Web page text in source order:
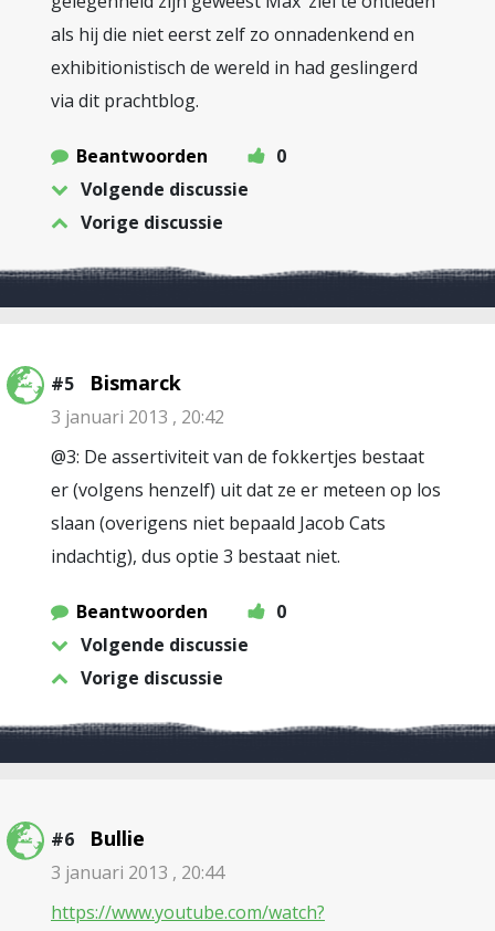
als hij die niet eerst zelf zo onnadenkend en
exhibitionistisch de wereld in had geslingerd
via dit prachtblog.
Beantwoorden
0
Volgende discussie
Vorige discussie
#5 Bismarck
3 januari 2013 , 20:42
@3: De assertiviteit van de fokkertjes bestaat
er (volgens henzelf) uit dat ze er meteen op los
slaan (overigens niet bepaald Jacob Cats
indachtig), dus optie 3 bestaat niet.
Beantwoorden
0
Volgende discussie
Vorige discussie
#6 Bullie
3 januari 2013 , 20:44
https://www.youtube.com/watch?